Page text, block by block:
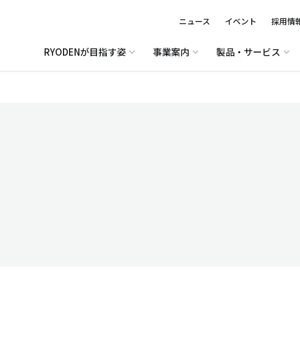
ニュース イベント 採用情
RYODENが目指す姿 事業案内 製品・サービス